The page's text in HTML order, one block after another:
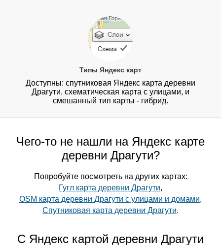
Типы Яндекс карт
Доступны: спутниковая Яндекс карта деревни
Драгути, схематическая карта с улицами, и
смешанный тип карты - гибрид.
Чего-то не нашли на Яндекс карте
деревни Драгути?
Попробуйте посмотреть на других картах:
Гугл карта деревни Драгути,
OSM карта деревни Драгути с улицами и домами,
Спутниковая карта деревни Драгути.
С Яндекс картой деревни Драгути